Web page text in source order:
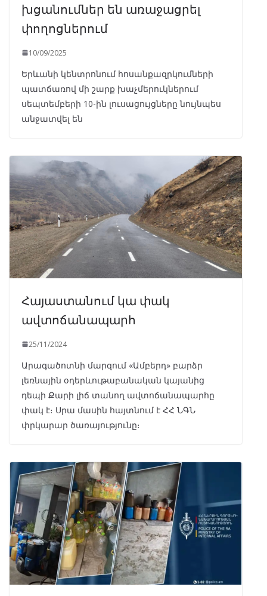
խցանումներ են առաջացրել
փողոցներում
10/09/2025
Երևանի կենտրոնում հոսանքազրկումների
պատճառով մի շարք խաչմերուկներում
սեպտեմբերի 10-ին լուսացույցները նույնպես
անջատվել են
Հայաստանում կա փակ
ավտոճանապարհ
25/11/2024
Արագածոտնի մարզում «Ամբերդ» բարձր
լեռնային օդերևութաբանական կայանից
դեպի Քարի լիճ տանող ավտոճանապարհը
փակ է։ Սրա մասին հայտնում է ՀՀ ՆԳՆ
փրկարար ծառայությունը։